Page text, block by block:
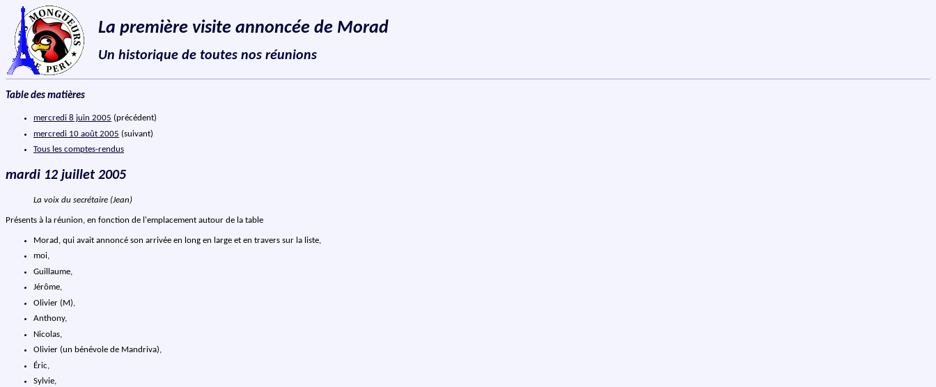
La première visite annoncée de Morad
Un historique de toutes nos réunions
Table des matières
mercredi 8 juin 2005 (précédent)
mercredi 10 août 2005 (suivant)
Tous les comptes-rendus
mardi 12 juillet 2005
La voix du secrétaire (Jean)
Présents à la réunion, en fonction de l'emplacement autour de la table
Morad, qui avait annoncé son arrivée en long en large et en travers sur la liste,
moi,
Guillaume,
Jérôme,
Olivier (M),
Anthony,
Nicolas,
Olivier (un bénévole de Mandriva),
Éric,
Sylvie,